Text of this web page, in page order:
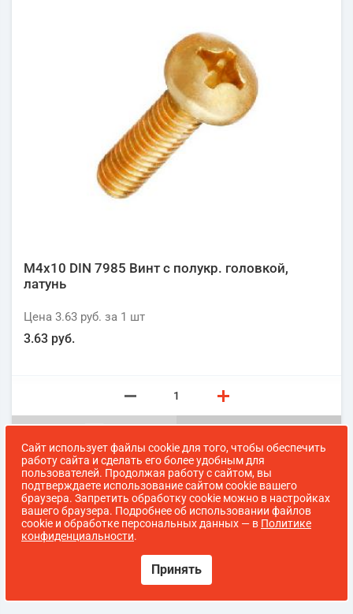
М4х10 DIN 7985 Винт с полукр. головкой,
латунь
Цена 3.63 руб. за 1 шт
3.63 руб.
1 2 3 4 5
Сайт использует файлы cookie для того, чтобы обеспечить
работу сайта и сделать его более удобным для
пользователей. Продолжая работу с сайтом, вы
подтверждаете использование сайтом cookie вашего
браузера. Запретить обработку cookie можно в настройках
вашего браузера. Подробнее об использовании файлов
cookie и обработке персональных данных — в Политике
конфиденциальности.
Принять